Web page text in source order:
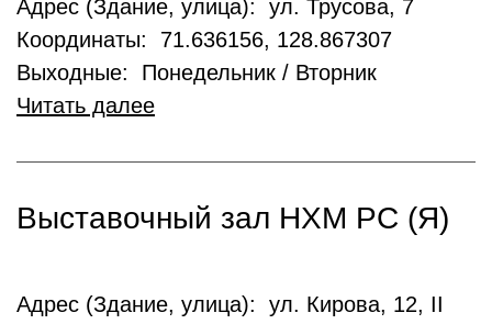
Адрес (Здание, улица): ул. Трусова, 7
Координаты: 71.636156, 128.867307
Выходные: Понедельник / Вторник
Читать далее
Выставочный зал НХМ РС (Я)
Адрес (Здание, улица): ул. Кирова, 12, II